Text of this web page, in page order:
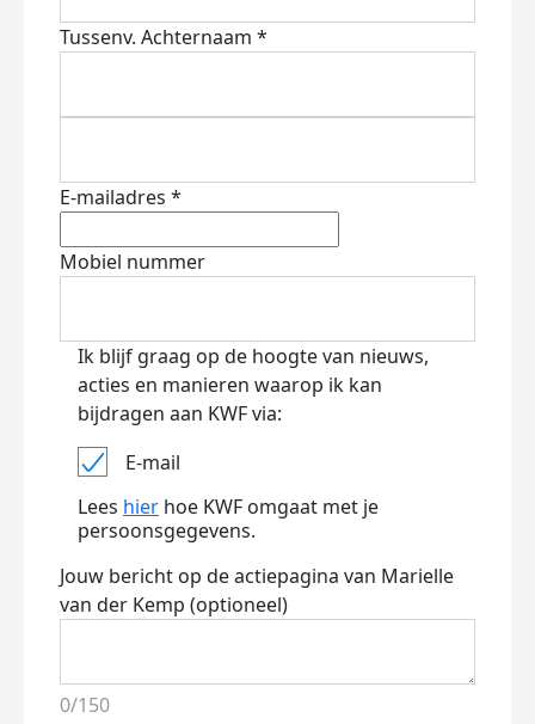
Tussenv. Achternaam *
E-mailadres *
Mobiel nummer
Ik blijf graag op de hoogte van nieuws,
acties en manieren waarop ik kan
bijdragen aan KWF via:
E-mail
Lees hier hoe KWF omgaat met je
persoonsgegevens.
Jouw bericht op de actiepagina van Marielle
van der Kemp (optioneel)
0/150